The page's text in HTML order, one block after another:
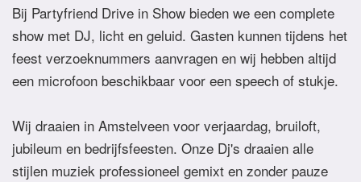
Bij Partyfriend Drive in Show bieden we een complete
show met DJ, licht en geluid. Gasten kunnen tijdens het
feest verzoeknummers aanvragen en wij hebben altijd
een microfoon beschikbaar voor een speech of stukje.
Wij draaien in Amstelveen voor verjaardag, bruiloft,
jubileum en bedrijfsfeesten. Onze Dj's draaien alle
stijlen muziek professioneel gemixt en zonder pauze